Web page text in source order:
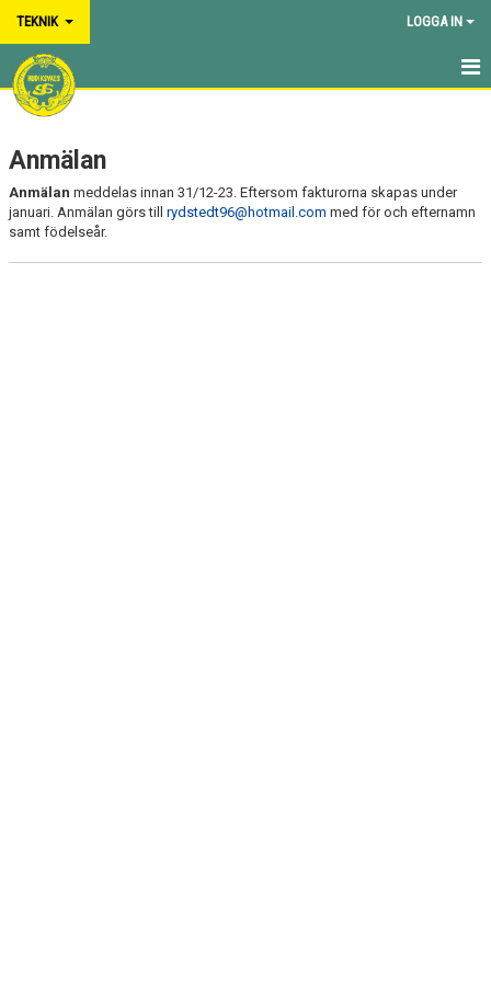
TEKNIK LOGGA IN
HEM
NYHETER
ANMÄLAN
Anmälan
Anmälan meddelas innan 31/12-23. Eftersom fakturorna skapas under
januari. Anmälan görs till rydstedt96@hotmail.com med för och efternamn
samt födelseår.